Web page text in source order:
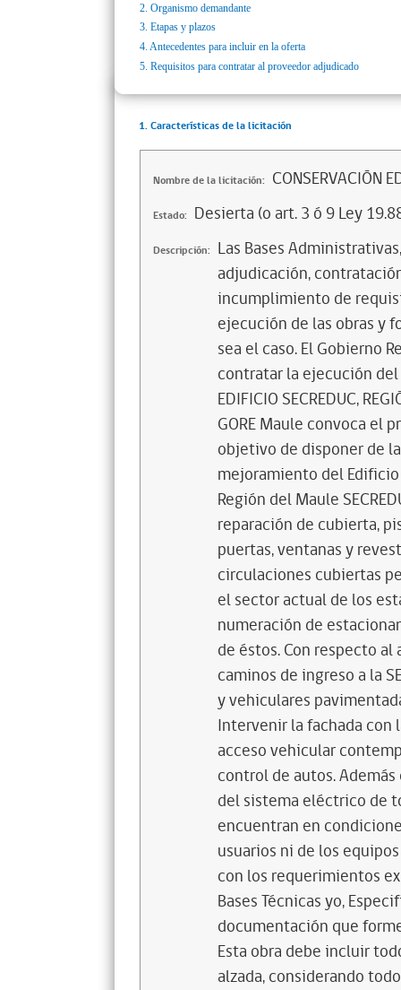
2. Organismo demandante
3. Etapas y plazos
4. Antecedentes para incluir en la oferta
5. Requisitos para contratar al proveedor adjudicado
1. Características de la licitación
Nombre de la licitación: CONSERVACIÓN
Estado: Desierta (o art. 3 ó 9 Ley
Descripción: Las Bases
adjudicación,
incumplimiento de
ejecución de las obras y
sea el caso. El Gobierno
contratar la ejecución del
EDIFICIO SECREDUC,
GORE Maule convoca el
objetivo de disponer de
mejoramiento del
Región del Maule
reparación de cubierta,
puertas, ventanas y
circulaciones cubiertas
el sector actual de los
numeración de
de éstos. Con respecto
caminos de ingreso a la
y vehiculares
Intervenir la fachada con
acceso vehicular
control de autos.
del sistema eléctrico de
encuentran en
usuarios ni de los
con los requerimientos
Bases Técnicas yo,
documentación que
Esta obra debe incluir
alzada, considerando